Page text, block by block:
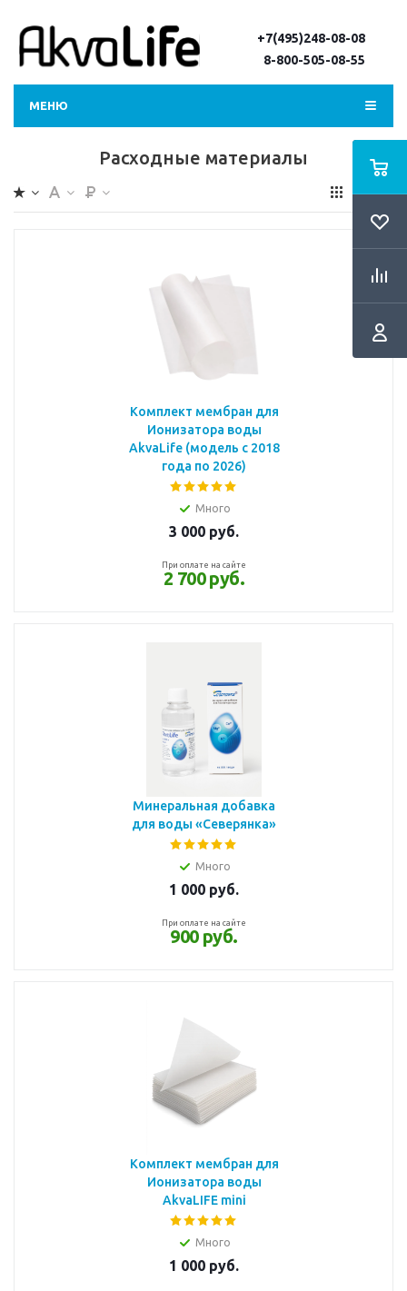
+7(495)248-08-08
8-800-505-08-55
МЕНЮ
Расходные материалы
Комплект мембран для
Ионизатора воды
AkvaLife (модель с 2018
года по 2026)
Много
3 000 руб.
При оплате на сайте
2 700 руб.
Минеральная добавка
для воды «Северянка»
Много
1 000 руб.
При оплате на сайте
900 руб.
Комплект мембран для
Ионизатора воды
AkvaLIFE mini
Много
1 000 руб.